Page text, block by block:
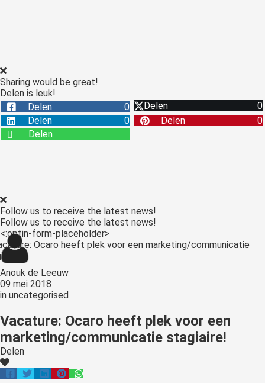
Sharing would be great!
Delen is leuk!
Delen
0 Delen
0
Delen
0 Delen
0
Delen
Follow us to receive the latest news!
Follow us to receive the latest news!
<:optin-form-placeholder>
Anouk de Leeuw
09 mei 2018
in uncategorised
Vacature: Ocaro heeft plek voor een
marketing/communicatie stagiaire!
Delen